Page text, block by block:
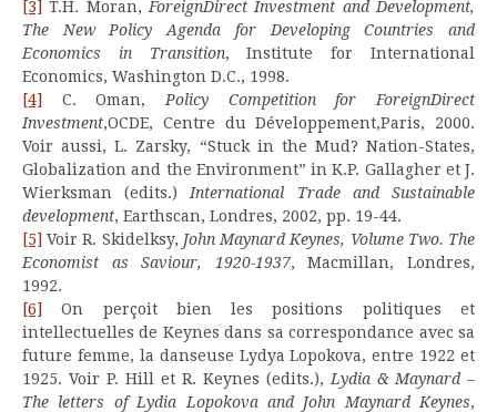
[3] T.H. Moran, ForeignDirect Investment and Development,
The New Policy Agenda for Developing Countries and
Economics in Transition, Institute for International
Economics, Washington D.C., 1998.
[4]
C. Oman, Policy Competition for ForeignDirect
Investment,OCDE, Centre du Développement,Paris, 2000.
Voir aussi, L. Zarsky, “Stuck in the Mud? Nation-States,
Globalization and the Environment” in K.P. Gallagher et J.
Wierksman (edits.) International Trade and Sustainable
development, Earthscan, Londres, 2002, pp. 19-44.
[5] Voir R. Skidelksy, John Maynard Keynes, Volume Two. The
Economist as Saviour, 1920-1937, Macmillan, Londres,
1992.
[6]
On perçoit bien les positions politiques et
intellectuelles de Keynes dans sa correspondance avec sa
future femme, la danseuse Lydya Lopokova, entre 1922 et
1925. Voir P. Hill et R. Keynes (edits.), Lydia & Maynard –
The letters of Lydia Lopokova and John Maynard Keynes,